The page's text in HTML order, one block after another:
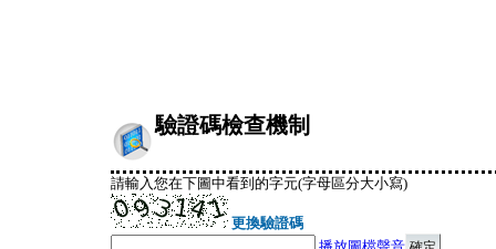
驗證碼檢查機制
請輸入您在下圖中看到的字元(字母區分大小寫)
更換驗證碼